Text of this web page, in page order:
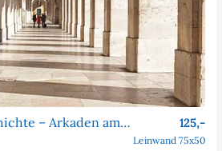
Lichtspiel der Geschichte – Arkaden am Praça do Comércio 125,-
Leinwand 75x50